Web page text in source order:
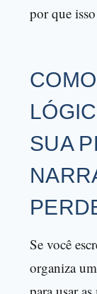
por que
SUA
Se você
organiza